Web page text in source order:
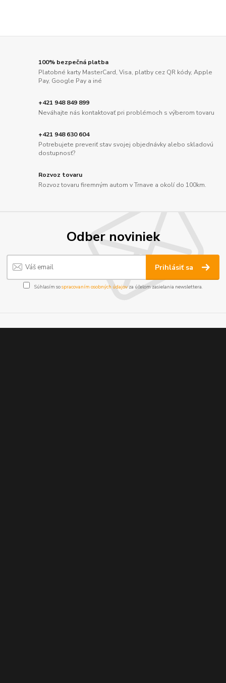
100% bezpečná platba
Platobné karty MasterCard, Visa, platby cez QR kódy, Apple
Pay, Google Pay a iné
+421 948 849 899
Neváhajte nás kontaktovať pri problémoch s výberom tovaru
+421 948 630 604
Potrebujete preveriť stav svojej objednávky alebo skladovú
dostupnosť?
Rozvoz tovaru
Rozvoz tovaru firemným autom v Trnave a okolí do 100km.
Odber noviniek
Prihlásiť sa
Súhlasím sospracovaním osobných údajov za účelom zasielania newslettera.